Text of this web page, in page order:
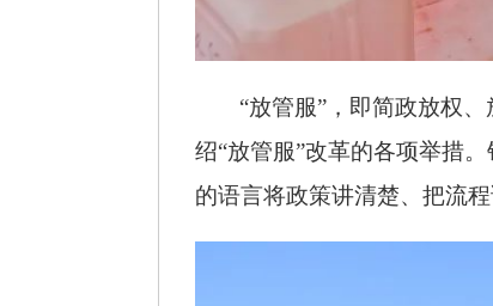
“放管服”，即简政放权
绍“放管服”改革的各项举措
的语言将政策讲清楚、把流程